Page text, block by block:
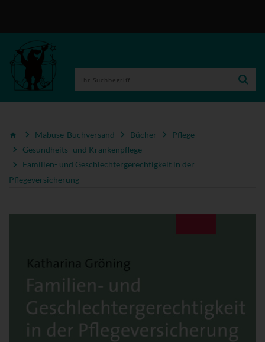
Mabuse-Buchversand Bücher
Pflege
Gesundheits- und Krankenpflege
Familien- und Geschlechtergerechtigkeit in der
Pflegeversicherung